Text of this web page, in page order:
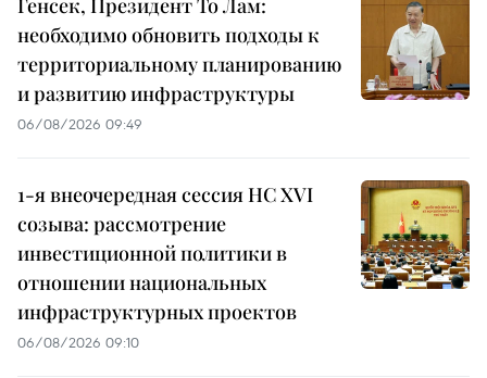
Генсек, Президент То Лам:
необходимо обновить подходы к
территориальному планированию
и развитию инфраструктуры
06/08/2026 09:49
1-я внеочередная сессия НС XVI
созыва: рассмотрение
инвестиционной политики в
отношении национальных
инфраструктурных проектов
06/08/2026 09:10